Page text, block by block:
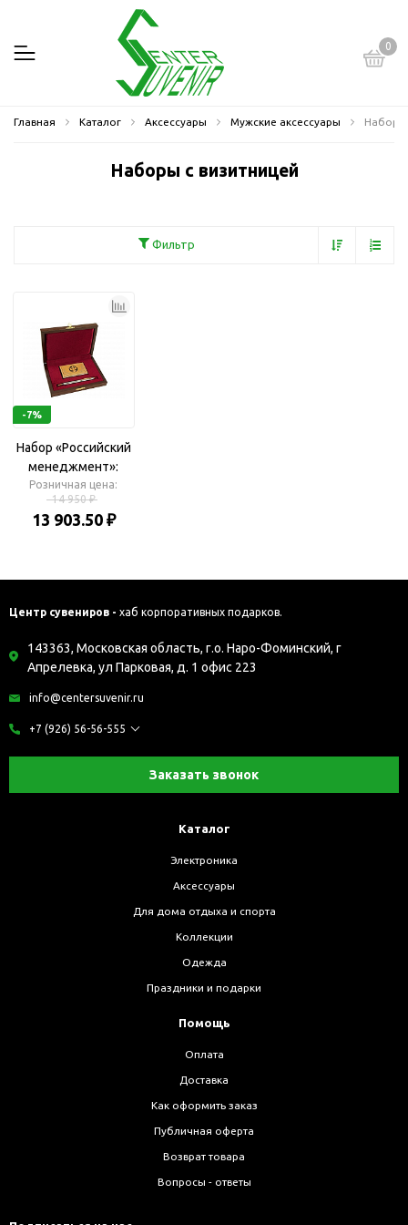
0
Главная Каталог Аксессуары Мужские аксессуары Наборы
Наборы с визитницей
Фильтр
-7%
Набор «Российский
менеджмент»:
визитница, ручка
шариковая
Розничная цена:
14 950 ₽
13 903.50 ₽
Центр сувениров - хаб корпоративных подарков.
143363, Московская область, г.о. Наро-Фоминский, г
Апрелевка, ул Парковая, д. 1 офис 223
info@centersuvenir.ru
+7 (926) 56-56-555
Заказать звонок
Каталог
Электроника
Аксессуары
Для дома отдыха и спорта
Коллекции
Одежда
Праздники и подарки
Помощь
Оплата
Доставка
Как оформить заказ
Публичная оферта
Возврат товара
Вопросы - ответы